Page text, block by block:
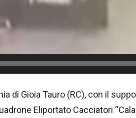
di Gioia Tauro (RC), con il
Eliportato Cacciatori